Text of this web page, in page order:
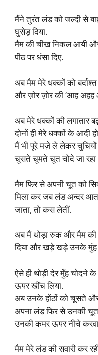
मैंने तुरंत लंड को जल्दी से
घुसेड़ दिया.
मैम की चीख निकल आयी
पीठ पर धंसा दिए.
अब मैम मेरे धक्कों को
और ज़ोर ज़ोर की ‘आह
अब मेरे धक्कों की लगातार
दोनों ही मेरे धक्कों के आदी
मैं भी पूरे मज़े ले लेकर
चूसते चूमते चूत चोदे जा रहा
मैम फिर से अपनी चूत को
मिला कर जब लंड अन्दर
जाता, तो कस लेतीं.
अब मैं थोड़ा रुक और मैम
दिया और खड़े खड़े उनके मुंह
ऐसे ही थोड़ी देर मुँह चोदने
ऊपर खींच लिया.
अब उनके होंठों को चूसते
अपना लंड फिर से उनकी
उनकी कमर ऊपर नीचे
मैम मेरे लंड की सवारी कर